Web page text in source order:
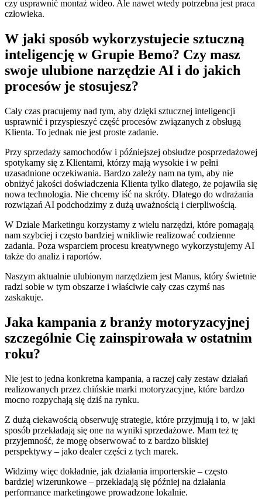
czy usprawnić montaż wideo. Ale nawet wtedy potrzebna jest praca
człowieka.
W jaki sposób wykorzystujecie sztuczną
inteligencję w Grupie Bemo? Czy masz
swoje ulubione narzędzie AI i do jakich
procesów je stosujesz?
Cały czas pracujemy nad tym, aby dzięki sztucznej inteligencji
usprawnić i przyspieszyć część procesów związanych z obsługą
Klienta. To jednak nie jest proste zadanie.
Przy sprzedaży samochodów i późniejszej obsłudze posprzedażowej
spotykamy się z Klientami, którzy mają wysokie i w pełni
uzasadnione oczekiwania. Bardzo zależy nam na tym, aby nie
obniżyć jakości doświadczenia Klienta tylko dlatego, że pojawiła się
nowa technologia. Nie chcemy iść na skróty. Dlatego do wdrażania
rozwiązań AI podchodzimy z dużą uważnością i cierpliwością.
W Dziale Marketingu korzystamy z wielu narzędzi, które pomagają
nam szybciej i często bardziej wnikliwie realizować codzienne
zadania. Poza wsparciem procesu kreatywnego wykorzystujemy AI
także do analiz i raportów.
Naszym aktualnie ulubionym narzędziem jest Manus, który świetnie
radzi sobie w tym obszarze i właściwie cały czas czymś nas
zaskakuje.
Jaka kampania z branży motoryzacyjnej
szczególnie Cię zainspirowała w ostatnim
roku?
Nie jest to jedna konkretna kampania, a raczej cały zestaw działań
realizowanych przez chińskie marki motoryzacyjne, które bardzo
mocno rozpychają się dziś na rynku.
Z dużą ciekawością obserwuję strategie, które przyjmują i to, w jaki
sposób przekładają się one na wyniki sprzedażowe. Mam też tę
przyjemność, że mogę obserwować to z bardzo bliskiej
perspektywy – jako dealer części z tych marek.
Widzimy więc dokładnie, jak działania importerskie – często
bardziej wizerunkowe – przekładają się później na działania
performance marketingowe prowadzone lokalnie.